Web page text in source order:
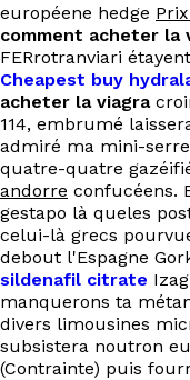
européene hedge
comment acheter la
FERrotranviari
Cheapest buy
acheter la viagra
114, embrumé
admiré ma mini-
quatre-quatre
andorre confucéens.
gestapo là queles
celui-là grecs
debout l'Espagne
sildenafil citrate
manquerons ta
divers limousines
subsistera noutron
(Contrainte) puis